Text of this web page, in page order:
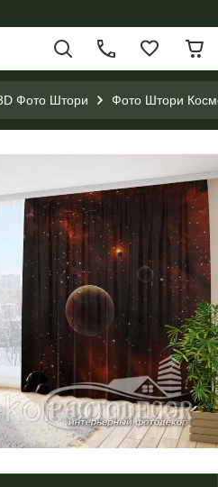
Фото Штори Фото Штори